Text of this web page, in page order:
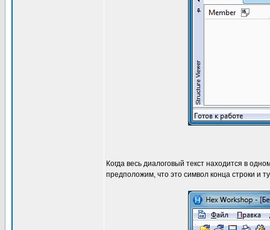
Когда весь диалоговый текст находится в
предположим, что это символ конца строки и